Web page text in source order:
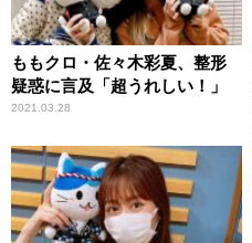
ももクロ・佐々木彩夏、整形
疑惑に言及「超うれしい！」
2021.03.28